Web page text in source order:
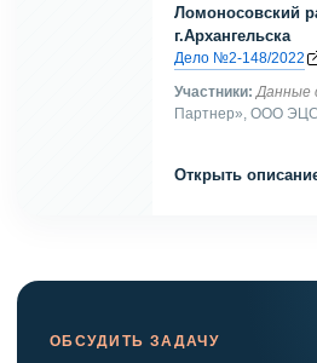
Ломоносовский
г.Архангельска
Дело №2-148/2022
Участники: Данные
Партнер», ООО ЭЦС
Открыть
ОБСУДИТЬ ЗАДАЧУ